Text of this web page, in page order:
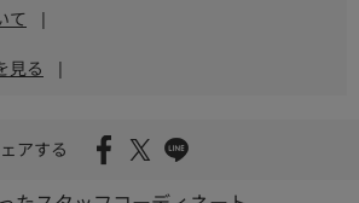
て |
見る |
アする